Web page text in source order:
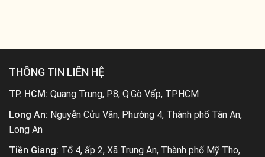
THÔNG TIN LIÊN HỆ
TP. HCM: Quang Trung, P.8, Q.Gò Vấp, TP.HCM
Long An: Nguyễn Cửu Vân, Phường 4, Thành phố Tân An,
Long An
Tiền Giang: Tổ 4, ấp 2, Xã Trung An, Thành phố Mỹ Tho,